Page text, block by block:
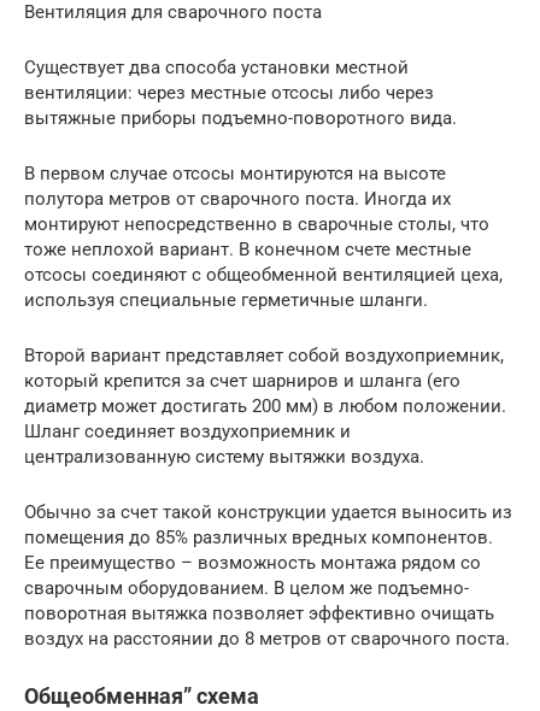
Вентиляция для сварочного поста
Существует два способа установки местной
вентиляции: через местные отсосы либо через
вытяжные приборы подъемно-поворотного вида.
В первом случае отсосы монтируются на высоте
полутора метров от сварочного поста. Иногда их
монтируют непосредственно в сварочные столы, что
тоже неплохой вариант. В конечном счете местные
отсосы соединяют с общеобменной вентиляцией цеха,
используя специальные герметичные шланги.
Второй вариант представляет собой воздухоприемник,
который крепится за счет шарниров и шланга (его
диаметр может достигать 200 мм) в любом положении.
Шланг соединяет воздухоприемник и
централизованную систему вытяжки воздуха.
Обычно за счет такой конструкции удается выносить из
помещения до 85% различных вредных компонентов.
Ее преимущество – возможность монтажа рядом со
сварочным оборудованием. В целом же подъемно-
поворотная вытяжка позволяет эффективно очищать
воздух на расстоянии до 8 метров от сварочного поста.
Общеобменная” схема